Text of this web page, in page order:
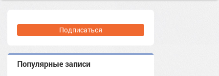
Подписаться
Популярные записи